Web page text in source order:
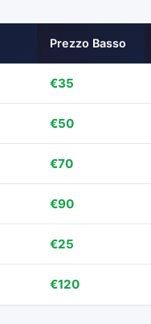
Prezzo Basso
€35
€50
€70
€90
€25
€120